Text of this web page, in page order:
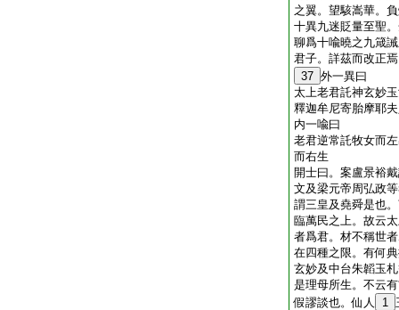
之翼。望駭嵩華。
十異九迷貶量至聖
聊爲十喩曉之九箴
君子。詳茲而改正焉
37 外一異曰
太上老君託神玄妙
釋迦牟尼寄胎摩耶
内一喩曰
老君逆常託牧女而
而右生
開士曰。案盧景裕
文及梁元帝周弘政
謂三皇及堯舜是也
臨萬民之上。故云
者爲君。材不稱世
在四種之限。有何
玄妙及中台朱韜玉
是理母所生。不云
假謬談也。仙人
1